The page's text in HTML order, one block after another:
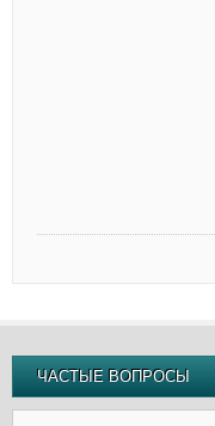
ЧАСТЫЕ ВОПРОСЫ